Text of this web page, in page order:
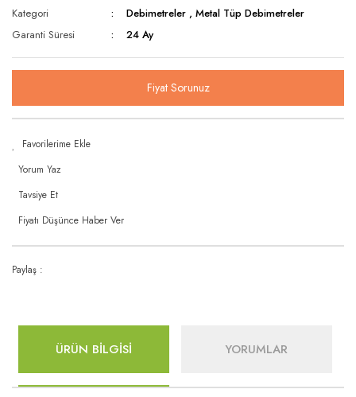
Kategori
Debimetreler ,Metal Tüp Debimetreler
Garanti Süresi
24 Ay
Fiyat Sorunuz
Yorum Yaz
Tavsiye Et
Fiyatı Düşünce Haber Ver
Paylaş :
ÜRÜN BİLGİSİ YORUMLAR